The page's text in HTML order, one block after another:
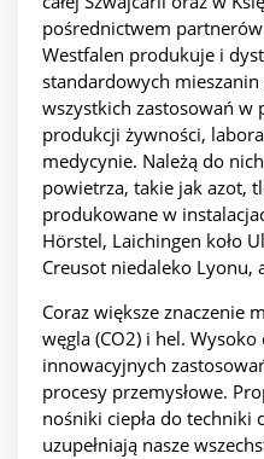
pośrednictwem
Westfalen produkuje i
standardowych
wszystkich zastosowań w
produkcji żywności,
medycynie. Należą do
powietrza, takie jak azot,
produkowane w
Hörstel, Laichingen koło
Creusot niedaleko Lyonu,
Coraz większe znaczenie
węgla (CO2) i hel.
innowacyjnych
procesy przemysłowe.
nośniki ciepła do techniki
uzupełniają nasze